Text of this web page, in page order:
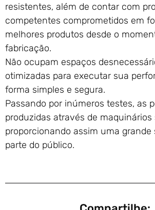
resistentes, além de contar com
competentes comprometidos em
melhores produtos desde o
fabricação.
Não ocupam espaços
otimizadas para executar sua
forma simples e segura.
Passando por inúmeros testes, as
produzidas através de maquinários
proporcionando assim uma grande
parte do público.